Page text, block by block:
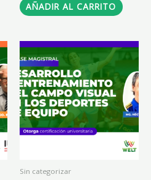
AÑADIR AL CARRITO
Sin categorizar